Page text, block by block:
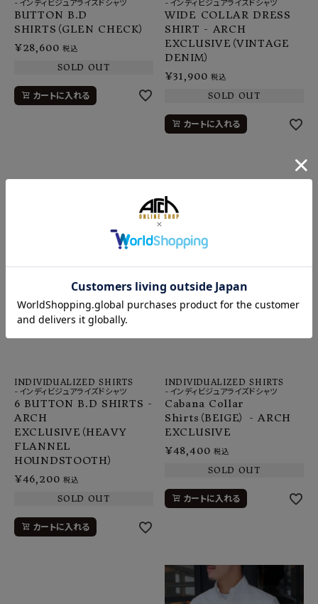
-インディビジュアライズドシャツ
BUTTON B.D
SHIRTS（GLEN CHECK）
¥28,600 税込
SOLD OUT
カートに入れる
-インディビジュアライズドシャツ
WIDE COLLAR DRESS
SHIRT - ARCH
EXCLUSIVE（VINTAGE
DENIM）
¥31,900 税込
SOLD OUT
カートに入れる
INDIVIDUALIZED SHIRTS
-インディビジュアライズドシャツ
6 BUTTON B.D SHIRTS -
ARCH
EXCLUSIVE（HEAVY
FLANNEL
HOUNDSTOOTH）
¥46,200 税込
SOLD OUT
カートに入れる
INDIVIDUALIZED SHIRTS
-インディビジュアライズドシャツ
Cabana Collar
Shirts（BEIGE） - ARCH
EXCLUSIVE
¥48,400 税込
SOLD OUT
カートに入れる